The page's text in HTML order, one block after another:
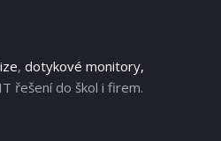
, dotykové monitory,
řešení do škol i firem.